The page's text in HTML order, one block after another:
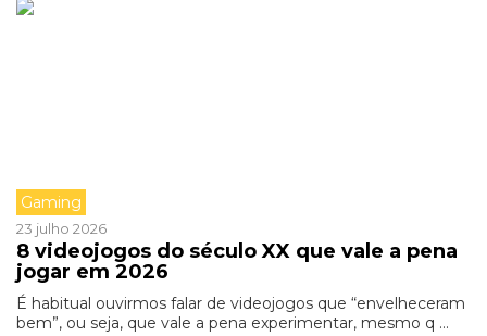
Gaming
23 julho 2026
8 videojogos do século XX que vale a pena
jogar em 2026
É habitual ouvirmos falar de videojogos que “envelheceram
bem”, ou seja, que vale a pena experimentar, mesmo q ...